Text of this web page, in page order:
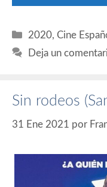
Categorías
2020,Cine
Deja un
Sin rodeos
31 Ene 2021 por